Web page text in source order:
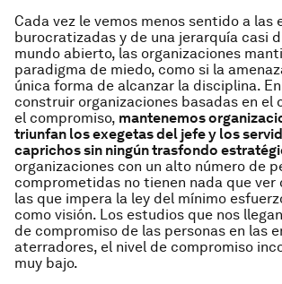
Cada vez le vemos menos sentido a las
burocratizadas y de una jerarquía casi
mundo abierto, las organizaciones
paradigma de miedo, como si la
única forma de alcanzar la disciplina.
construir organizaciones basadas en el
el compromiso, mantenemos
triunfan los exegetas del jefe y los
caprichos sin ningún trasfondo
organizaciones con un alto número de
comprometidas no tienen nada que ver
las que impera la ley del mínimo
como visión. Los estudios que nos
de compromiso de las personas en las
aterradores, el nivel de compromiso
muy bajo.